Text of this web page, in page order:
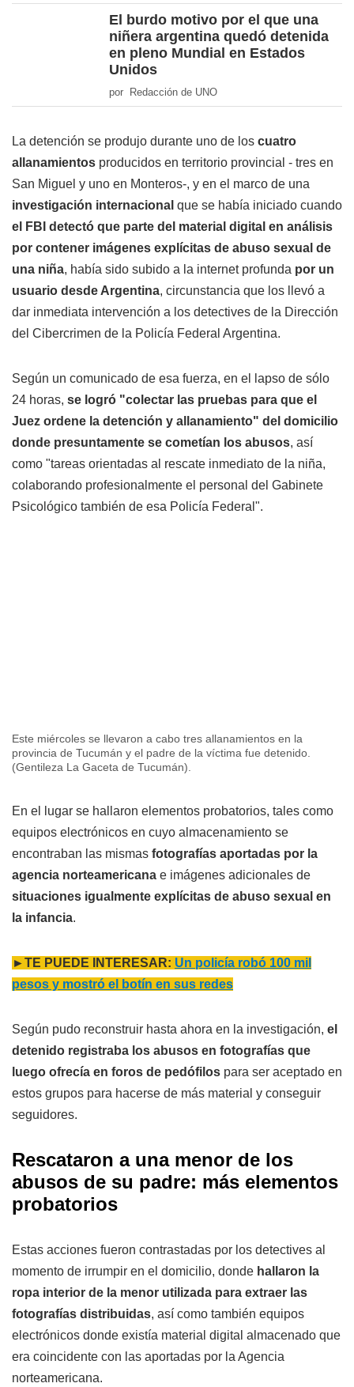
El burdo motivo por el que una
niñera argentina quedó detenida
en pleno Mundial en Estados
Unidos
por Redacción de UNO
La detención se produjo durante uno de los cuatro
allanamientos producidos en territorio provincial - tres en
San Miguel y uno en Monteros-, y en el marco de una
investigación internacional que se había iniciado cuando
el FBI detectó que parte del material digital en análisis
por contener imágenes explícitas de abuso sexual de
una niña, había sido subido a la internet profunda por un
usuario desde Argentina, circunstancia que los llevó a
dar inmediata intervención a los detectives de la Dirección
del Cibercrimen de la Policía Federal Argentina.
Según un comunicado de esa fuerza, en el lapso de sólo
24 horas, se logró "colectar las pruebas para que el
Juez ordene la detención y allanamiento" del domicilio
donde presuntamente se cometían los abusos, así
como "tareas orientadas al rescate inmediato de la niña,
colaborando profesionalmente el personal del Gabinete
Psicológico también de esa Policía Federal".
Este miércoles se llevaron a cabo tres allanamientos en la
provincia de Tucumán y el padre de la víctima fue detenido.
(Gentileza La Gaceta de Tucumán).
En el lugar se hallaron elementos probatorios, tales como
equipos electrónicos en cuyo almacenamiento se
encontraban las mismas fotografías aportadas por la
agencia norteamericana e imágenes adicionales de
situaciones igualmente explícitas de abuso sexual en
la infancia.
►TE PUEDE INTERESAR: Un policía robó 100 mil
pesos y mostró el botín en sus redes
Según pudo reconstruir hasta ahora en la investigación, el
detenido registraba los abusos en fotografías que
luego ofrecía en foros de pedófilos para ser aceptado en
estos grupos para hacerse de más material y conseguir
seguidores.
Rescataron a una menor de los
abusos de su padre: más elementos
probatorios
Estas acciones fueron contrastadas por los detectives al
momento de irrumpir en el domicilio, donde hallaron la
ropa interior de la menor utilizada para extraer las
fotografías distribuidas, así como también equipos
electrónicos donde existía material digital almacenado que
era coincidente con las aportadas por la Agencia
norteamericana.